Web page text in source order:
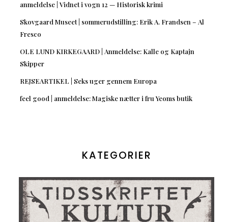
anmeldelse | Vidnet i vogn 12 — Historisk krimi
Skovgaard Museet | sommerudstilling: Erik A. Frandsen – Al
Fresco
OLE LUND KIRKEGAARD | Anmeldelse: Kalle og Kaptajn
Skipper
REJSEARTIKEL | Seks uger gennem Europa
feel good | anmeldelse: Magiske nætter i fru Yeoms butik
KATEGORIER